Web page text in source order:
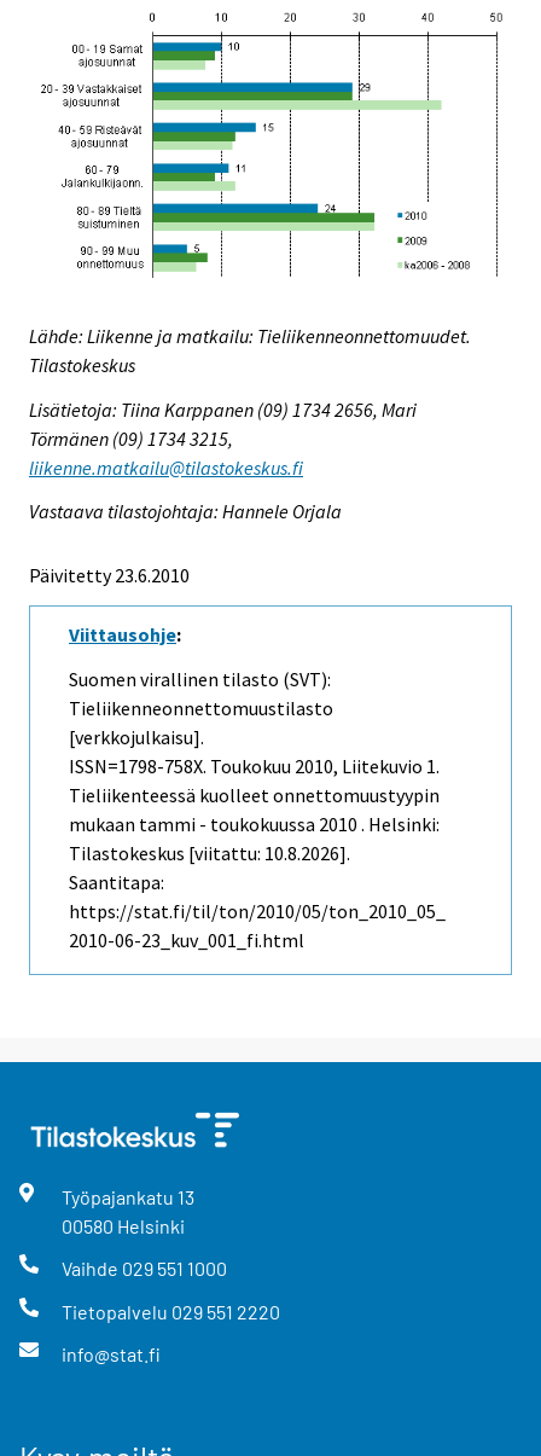
Lähde: Liikenne ja matkailu: Tieliikenneonnettomuudet.
Tilastokeskus
Lisätietoja: Tiina Karppanen (09) 1734 2656, Mari
Törmänen (09) 1734 3215,
liikenne.matkailu@tilastokeskus.fi
Vastaava tilastojohtaja: Hannele Orjala
Päivitetty 23.6.2010
Viittausohje:
Suomen virallinen tilasto (SVT):
Tieliikenneonnettomuustilasto
[verkkojulkaisu].
ISSN=1798-758X. Toukokuu 2010, Liitekuvio 1.
Tieliikenteessä kuolleet onnettomuustyypin
mukaan tammi - toukokuussa 2010 . Helsinki:
Tilastokeskus [viitattu: 10.8.2026].
Saantitapa:
https://stat.fi/til/ton/2010/05/ton_2010_05_
2010-06-23_kuv_001_fi.html
Työpajankatu 13
00580 Helsinki
Vaihde 029 551 1000
Tietopalvelu 029 551 2220
info@stat.fi